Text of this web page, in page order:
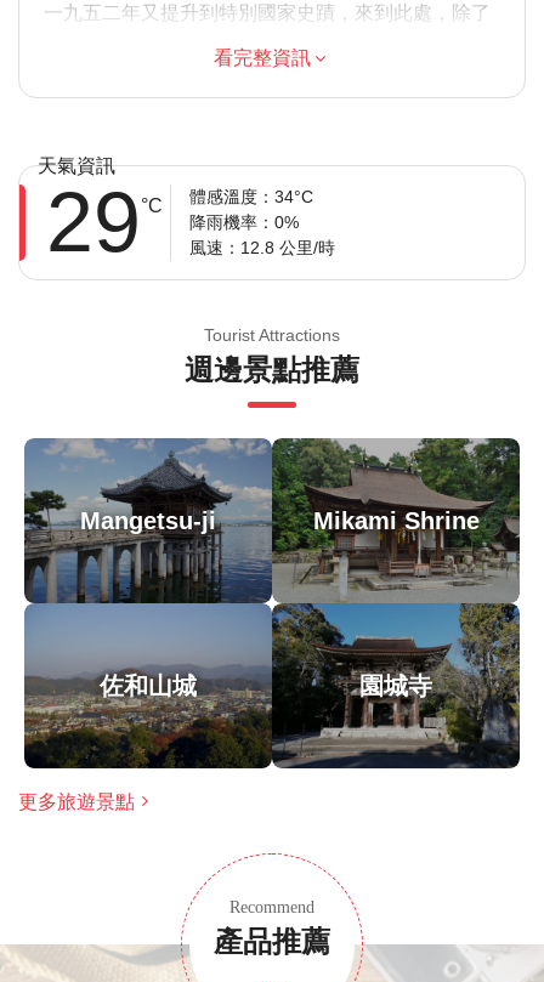
一九五二年又提升到特別國家史蹟，來到此處，除了
可以欣賞到蓋棟，或者是「櫓」的古遺跡，也是古都
樓，又或者不規則的內部堡壘，都是Azuchi城與傳統
城堡設計不同之處，另外，Azuchi城被織田信長規劃
的城鎮，也在當地建起了免於稅務、物資和運輸徵費
等保證的市政條例，和對於遊客在旅途中的現代式服
剩下的只有古老的石層，但是，參觀伊勢和歌山村的
時候，也能夠見到Azuchi城近似的建模仿蓋，或者是
參觀安土櫓Nobunaga no Yakata博物館，也可以見到
七層tenshu樓的模仿樓層，Azuchi城於二○○六年被日
本城堡基金會評為日本百大城堡之一。
溫馨提示
由於遊覽的歷史重點，建議成人參加，但歡迎家庭
大多數旅行者都可以參加
此旅遊/活動最多 8 位旅客
涉及適量步行；請選擇合適的鞋子
在所有天氣條件下運行；請穿著得體
看完整資訊
天氣資訊
29 °C
體感溫度：34°C
降雨機率：0%
風速：12.8 公里/時
Tourist Attractions
週邊景點推薦
Mangetsu-ji Mikami Shrine
佐和山城 園城寺
更多旅遊景點
Recommend
產品推薦